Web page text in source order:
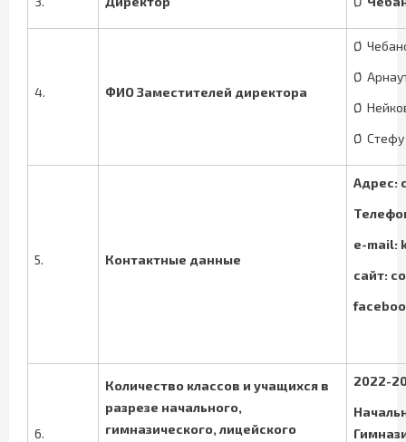
4. ФИО Заместителей директора
Ø
Ø
Ø
Ø
5. Контактные данные
Адрес:
e-mail:
сайт:
6.
Количество классов и учащихся в
разрезе начального,
гимназического, лицейского
2022-